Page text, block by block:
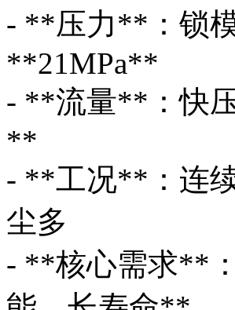
- **压力**：锁
**21MPa**
- **流量**：快
**
- **工况**：连
尘多
- **核心需求**